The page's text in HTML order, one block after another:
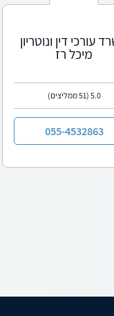
עורכי דין ונוטריון
מיכל רז
5.0 (51 ממליצים)
055-4532863